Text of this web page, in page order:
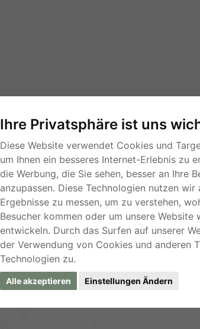
Ihre Privatsphäre ist uns
Diese Website verwendet Cookies und
um Ihnen ein besseres Internet-Erlebnis zu
die Werbung, die Sie sehen, besser an Ihre
anzupassen. Diese Technologien nutzen wir
Ergebnisse zu messen, um zu verstehen,
Besucher kommen oder um unsere Website
entwickeln. Durch das Surfen auf unserer
der Verwendung von Cookies und anderen
Technologien zu.
Alle akzeptieren Einstellungen Ändern
Kontakt
Impressum
Für Webmaster
Kleinanzeigen-